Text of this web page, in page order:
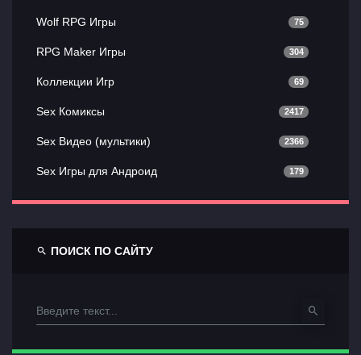
Wolf RPG Игры 75
RPG Maker Игры 304
Коллекции Игр 69
Sex Комиксы 2417
Sex Видео (мультики) 2366
Sex Игры для Андроид 179
ПОИСК ПО САЙТУ